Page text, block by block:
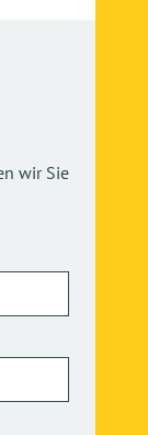
wir Sie